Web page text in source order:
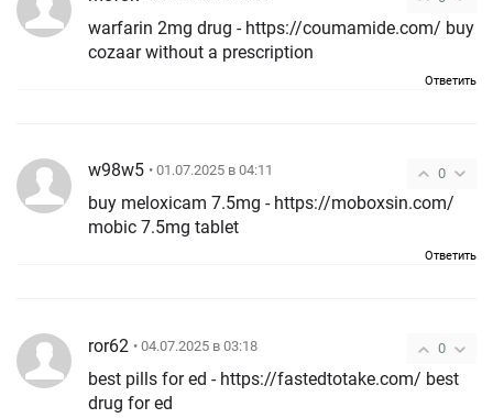
warfarin 2mg drug - https://coumamide.com/ buy
cozaar without a prescription
Ответить
0
w98w5 • 01.07.2025 в 04:11
buy meloxicam 7.5mg - https://moboxsin.com/
mobic 7.5mg tablet
Ответить
0
ror62 • 04.07.2025 в 03:18
best pills for ed - https://fastedtotake.com/ best
drug for ed